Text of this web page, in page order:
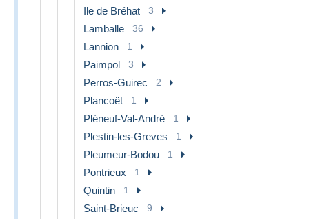
Ile de Bréhat 3
Lamballe 36
Lannion 1
Paimpol 3
Perros-Guirec 2
Plancoët 1
Pléneuf-Val-André 1
Plestin-les-Greves 1
Pleumeur-Bodou 1
Pontrieux 1
Quintin 1
Saint-Brieuc 9